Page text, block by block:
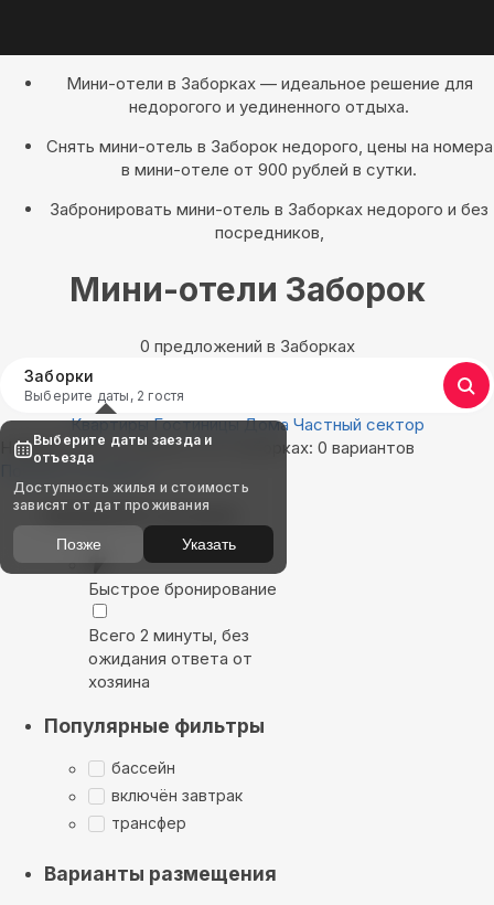
Мини-отели в Заборках — идеальное решение для
недорогого и уединенного отдыха.
Снять мини-отель в Заборок недорого, цены на номера
в мини-отеле от 900 рублей в сутки.
Забронировать мини-отель в Заборках недорого и без
посредников,
Мини-отели Заборок
0 предложений в Заборках
Заборки
Выберите даты, 2 гостя
Квартиры Гостиницы Дома Частный сектор
Найдём, где остановиться в Заборках: 0 вариантов
Показать на карте
Выбирайте лучшее
Быстрое бронирование
Всего 2 минуты, без
ожидания ответа от
хозяина
Популярные фильтры
бассейн
включён завтрак
трансфер
Варианты размещения
Выберите даты заезда и
отъезда
Доступность жилья и стоимость
зависят от дат проживания
Позже Указать